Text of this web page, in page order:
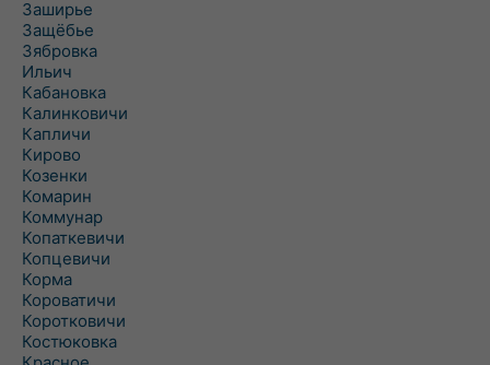
Заширье
Защёбье
Зябровка
Ильич
Кабановка
Калинковичи
Капличи
Кирово
Козенки
Комарин
Коммунар
Копаткевичи
Копцевичи
Корма
Короватичи
Коротковичи
Костюковка